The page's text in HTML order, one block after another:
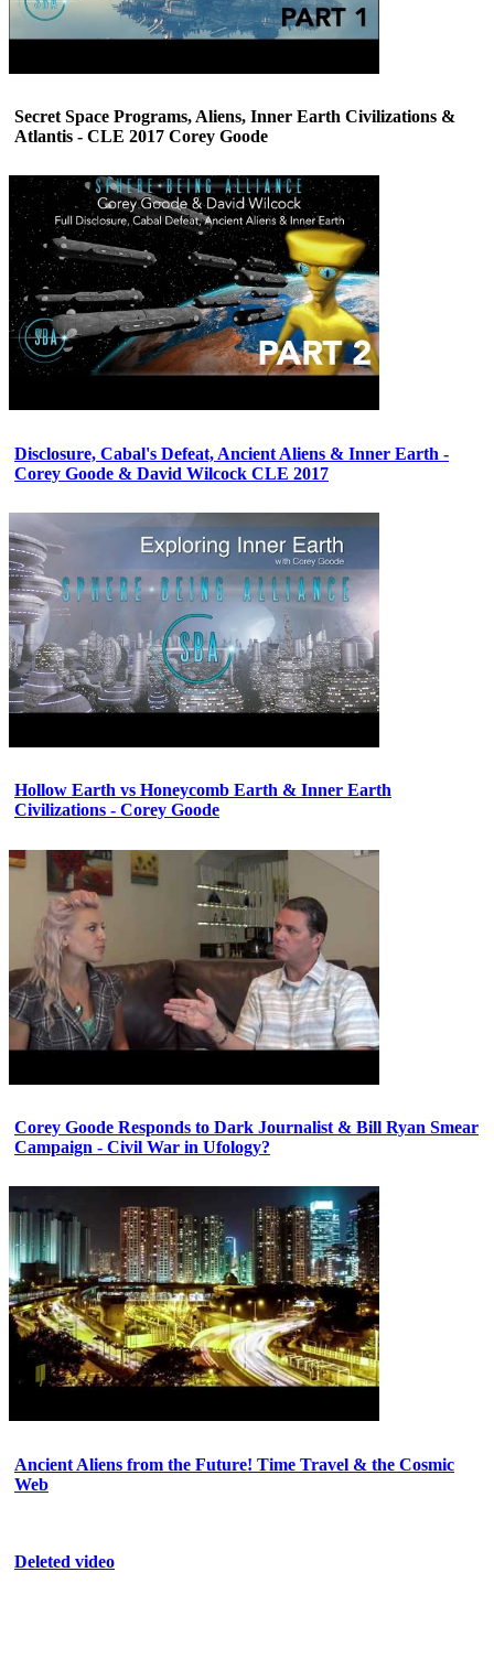
Secret Space Programs, Aliens, Inner Earth Civilizations &
Atlantis - CLE 2017 Corey Goode
Disclosure, Cabal's Defeat, Ancient Aliens & Inner Earth -
Corey Goode & David Wilcock CLE 2017
Hollow Earth vs Honeycomb Earth & Inner Earth
Civilizations - Corey Goode
Corey Goode Responds to Dark Journalist & Bill Ryan Smear
Campaign - Civil War in Ufology?
Ancient Aliens from the Future! Time Travel & the Cosmic
Web
Deleted video